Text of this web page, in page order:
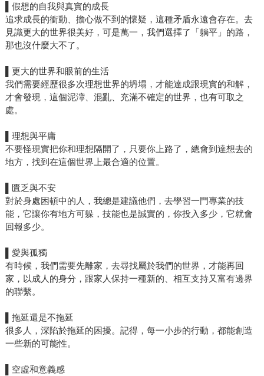
假想的自我與真實的成長
追求成長的衝動、擔心做不到的懷疑，這種矛盾永遠會存在。去
見識更大的世界很美好，可是萬一，我們選擇了「躺平」的路，
那也沒什麼大不了。
更大的世界和眼前的生活
我們需要經歷很多次理想世界的坍塌，才能達成跟現實的和解，
才會發現，這個泥濘、混亂、充滿不確定的世界，也有可取之
處。
理想與平庸
不要怪現實把你和理想隔開了，只要你上路了，總會到達想去的
地方，找到在這個世界上最合適的位置。
匱乏與不安
對於身處困頓中的人，我總是建議他們，去學習一門專業的技
能，它讓你有地方可躲，技能也是誠實的，你投入多少，它就會
回報多少。
愛與孤獨
有時候，我們需要先離家，去尋找屬於我們的世界，才能再回
家，以成人的身分，跟家人保持一種新的、相互支持又富有邊界
的聯繫。
拖延還是不拖延
很多人，深陷於拖延的困擾。記得，每一小步的行動，都能創造
一些新的可能性。
空虛和意義感